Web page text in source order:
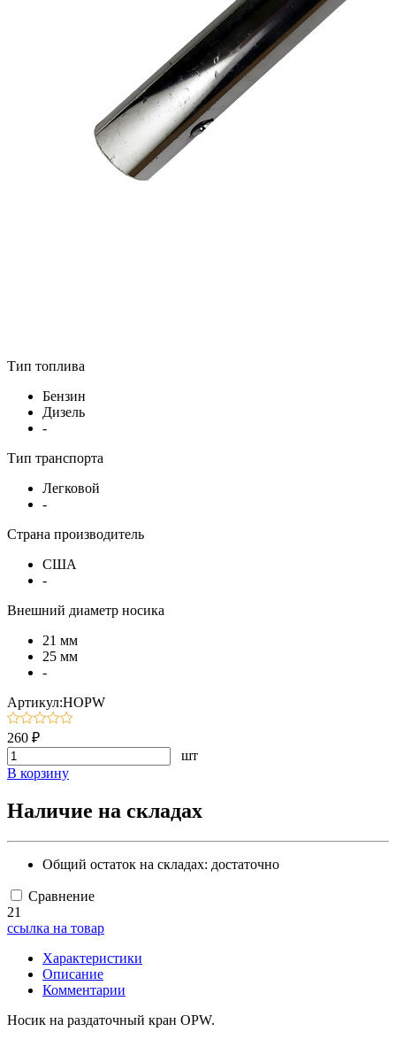
Тип топлива
Бензин
Дизель
-
Тип транспорта
Легковой
-
Страна производитель
США
-
Внешний диаметр носика
21 мм
25 мм
-
Артикул:НOPW
260 ₽
шт
В корзину
Наличие на складах
Общий остаток на складах: достаточно
Сравнение
21
ссылка на товар
Характеристики
Описание
Комментарии
Носик на раздаточный кран OPW.